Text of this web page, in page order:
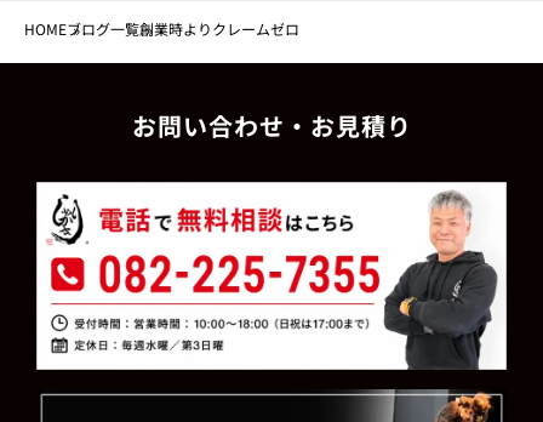
HOMEブログ一覧創業時よりクレームゼロ
お問い合わせ・お見積り